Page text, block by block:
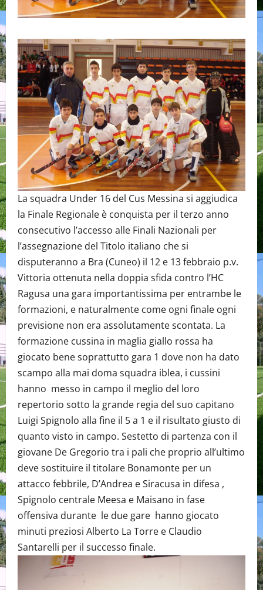
La squadra Under 16 del Cus Messina si aggiudica
la Finale Regionale è conquista per il terzo anno
consecutivo l’accesso alle Finali Nazionali per
l’assegnazione del Titolo italiano che si
disputeranno a Bra (Cuneo) il 12 e 13 febbraio p.v.
Vittoria ottenuta nella doppia sfida contro l’HC
Ragusa una gara importantissima per entrambe le
formazioni, e naturalmente come ogni finale ogni
previsione non era assolutamente scontata. La
formazione cussina in maglia giallo rossa ha
giocato bene soprattutto gara 1 dove non ha dato
scampo alla mai doma squadra iblea, i cussini
hanno messo in campo il meglio del loro
repertorio sotto la grande regia del suo capitano
Luigi Spignolo alla fine il 5 a 1 e il risultato giusto di
quanto visto in campo. Sestetto di partenza con il
giovane De Gregorio tra i pali che proprio all’ultimo
deve sostituire il titolare Bonamonte per un
attacco febbrile, D’Andrea e Siracusa in difesa ,
Spignolo centrale Meesa e Maisano in fase
offensiva durante le due gare hanno giocato
minuti preziosi Alberto La Torre e Claudio
Santarelli per il successo finale.